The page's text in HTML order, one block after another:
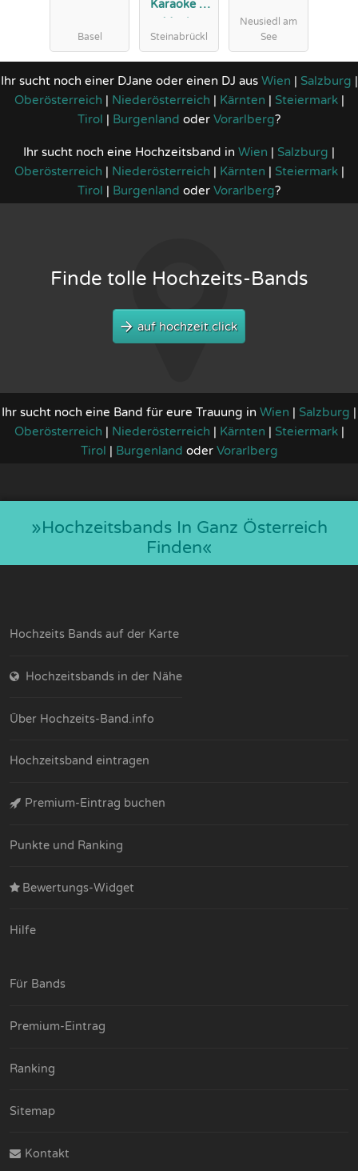
Basel
Karaoke &
Entertainme
nt Premium
Hochzeits-
DJ für Ihren
schönsten
Steinabrückl
Neusiedl am
See
Ihr sucht noch einer DJane oder einen DJ aus Wien | Salzburg |
Oberösterreich | Niederösterreich | Kärnten | Steiermark|
Tirol | Burgenland oder Vorarlberg?
Ihr sucht noch eine Hochzeitsband in Wien | Salzburg |
Oberösterreich | Niederösterreich | Kärnten | Steiermark|
Tirol | Burgenland oder Vorarlberg?
Finde tolle Hochzeits-Bands
auf hochzeit.click
Ihr sucht noch eine Band für eure Trauung in Wien | Salzburg |
Oberösterreich | Niederösterreich | Kärnten | Steiermark|
Tirol | Burgenland oder Vorarlberg
»hochzeitsbands In Ganz Österreich
Finden«
Hochzeits Bands auf der Karte
Hochzeitsbands in der Nähe
Über Hochzeits-Band.info
Hochzeitsband eintragen
Premium-Eintrag buchen
Punkte und Ranking
Bewertungs-Widget
Hilfe
Für Bands
Premium-Eintrag
Ranking
Sitemap
Kontakt